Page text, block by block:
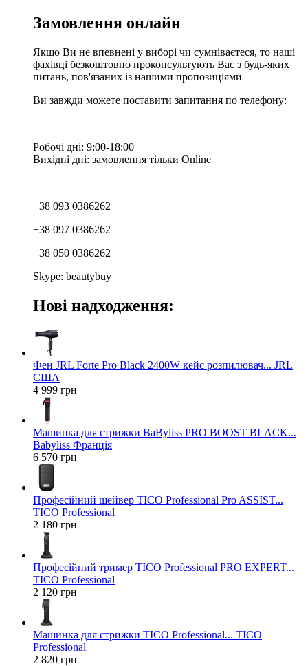
Замовлення онлайн
Якщо Ви не впевнені у виборі чи сумніваєтеся, то наші
фахівці безкоштовно проконсультують Вас з будь-яких
питань, пов'язаних із нашими пропозиціями
Ви завжди можете поставити запитання по телефону:
Робочі дні: 9:00-18:00
Вихідні дні: замовлення тільки Online
+38 093 0386262
+38 097 0386262
+38 050 0386262
Skype: beautybuy
Нові надходження:
Фен JRL Forte Pro Black 2400W кейс розпилювач... JRL
США
4 999 грн
Машинка для стрижки BaByliss PRO BOOST BLACK...
Babyliss Франція
6 570 грн
Професійний шейвер TICO Professional Pro ASSIST...
TICO Professional
2 180 грн
Професійний тример TICO Professional PRO EXPERT...
TICO Professional
2 120 грн
Машинка для стрижки TICO Professional... TICO
Professional
2 820 грн